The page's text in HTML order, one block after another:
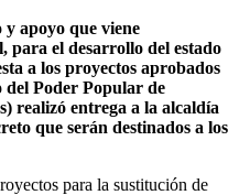
apoyo que viene
para el desarrollo del estado
a los proyectos aprobados
Poder Popular de
realizó entrega a la alcaldía
que serán destinados a los
para la sustitución de